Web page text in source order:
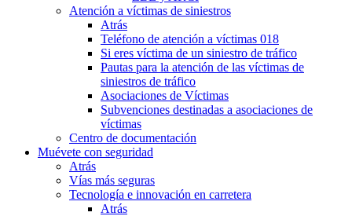
Atención a víctimas de siniestros
Atrás
Teléfono de atención a víctimas 018
Si eres víctima de un siniestro de tráfico
Pautas para la atención de las víctimas de
siniestros de tráfico
Asociaciones de Víctimas
Subvenciones destinadas a asociaciones de
víctimas
Centro de documentación
Muévete con seguridad
Atrás
Vías más seguras
Tecnología e innovación en carretera
Atrás